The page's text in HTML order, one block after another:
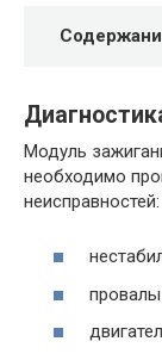
Модуль
необходимо
неисправностей: